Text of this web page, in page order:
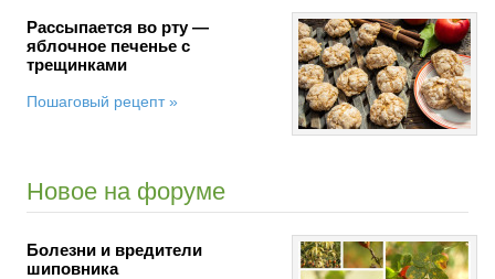
Рассыпается во рту —
яблочное печенье с
трещинками
Пошаговый рецепт »
Новое на форуме
Болезни и вредители
шиповника